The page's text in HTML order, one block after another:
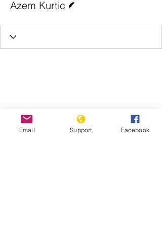
Azem Kurtic
Email Support Facebook